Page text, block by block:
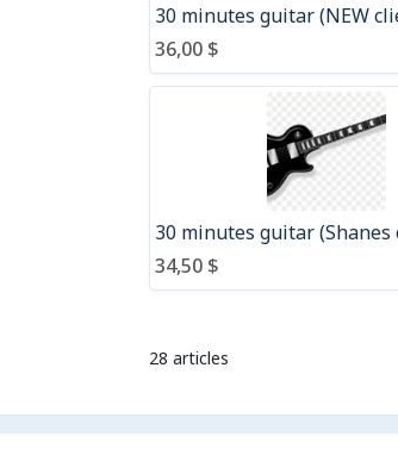
30 minutes guitar (NEW
36,00 $
30 minutes guitar (Shanes
34,50 $
28 articles